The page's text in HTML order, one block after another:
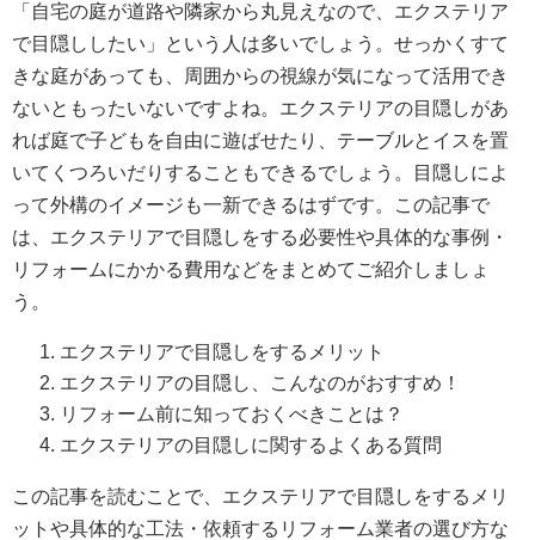
「自宅の庭が道路や隣家から丸見えなので、エクステリア
で目隠ししたい」という人は多いでしょう。せっかくすて
きな庭があっても、周囲からの視線が気になって活用でき
ないともったいないですよね。エクステリアの目隠しがあ
れば庭で子どもを自由に遊ばせたり、テーブルとイスを置
いてくつろいだりすることもできるでしょう。目隠しによ
って外構のイメージも一新できるはずです。この記事で
は、エクステリアで目隠しをする必要性や具体的な事例・
リフォームにかかる費用などをまとめてご紹介しましょ
う。
エクステリアで目隠しをするメリット
エクステリアの目隠し、こんなのがおすすめ！
リフォーム前に知っておくべきことは？
エクステリアの目隠しに関するよくある質問
この記事を読むことで、エクステリアで目隠しをするメリ
ットや具体的な工法・依頼するリフォーム業者の選び方な